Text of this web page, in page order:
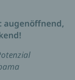
augenöffnend,